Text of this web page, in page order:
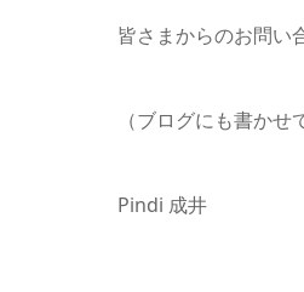
皆さまからのお問い
（ブログにも書か
Pindi 成井